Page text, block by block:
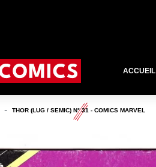
ACCUEIL
THOR (LUG / SEMIC) N° 31 - COMICS MARVEL